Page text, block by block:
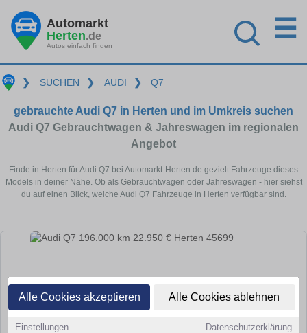
Alle Cookies akzeptieren Alle Cookies ablehnen
Einstellungen Datenschutzerklärung
Automarkt
Herten.de
Autos einfach finden
☰
❯ SUCHEN ❯ AUDI ❯ Q7
gebrauchte Audi Q7 in Herten und im Umkreis suchen
Audi Q7 Gebrauchtwagen & Jahreswagen im regionalen
Angebot
Finde in Herten für Audi Q7 bei Automarkt-Herten.de gezielt Fahrzeuge dieses
Models in deiner Nähe. Ob als Gebrauchtwagen oder Jahreswagen - hier siehst
du auf einen Blick, welche Audi Q7 Fahrzeuge in Herten verfügbar sind.